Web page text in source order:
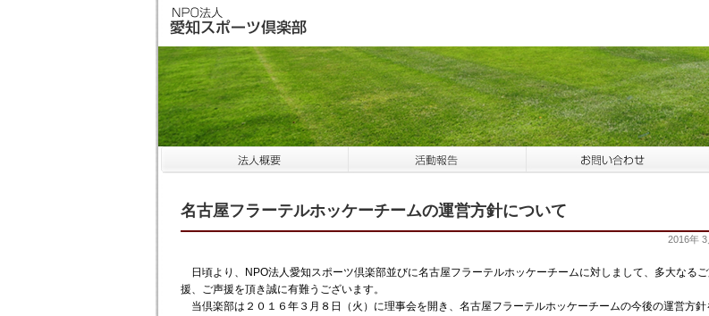
名古屋フラーテルホッケーチームの運営方針について
2016年 3
日頃より、NPO法人愛知スポーツ倶楽部並びに名古屋フラーテルホッケーチームに対しまして、多大なる
援、ご声援を頂き誠に有難うございます。
当倶楽部は２０１６年３月８日（火）に理事会を開き、名古屋フラーテルホッケーチームの今後の運営方針